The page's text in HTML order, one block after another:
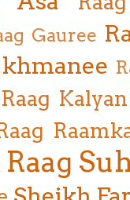
Gauree
Raag Kalyan
Raag